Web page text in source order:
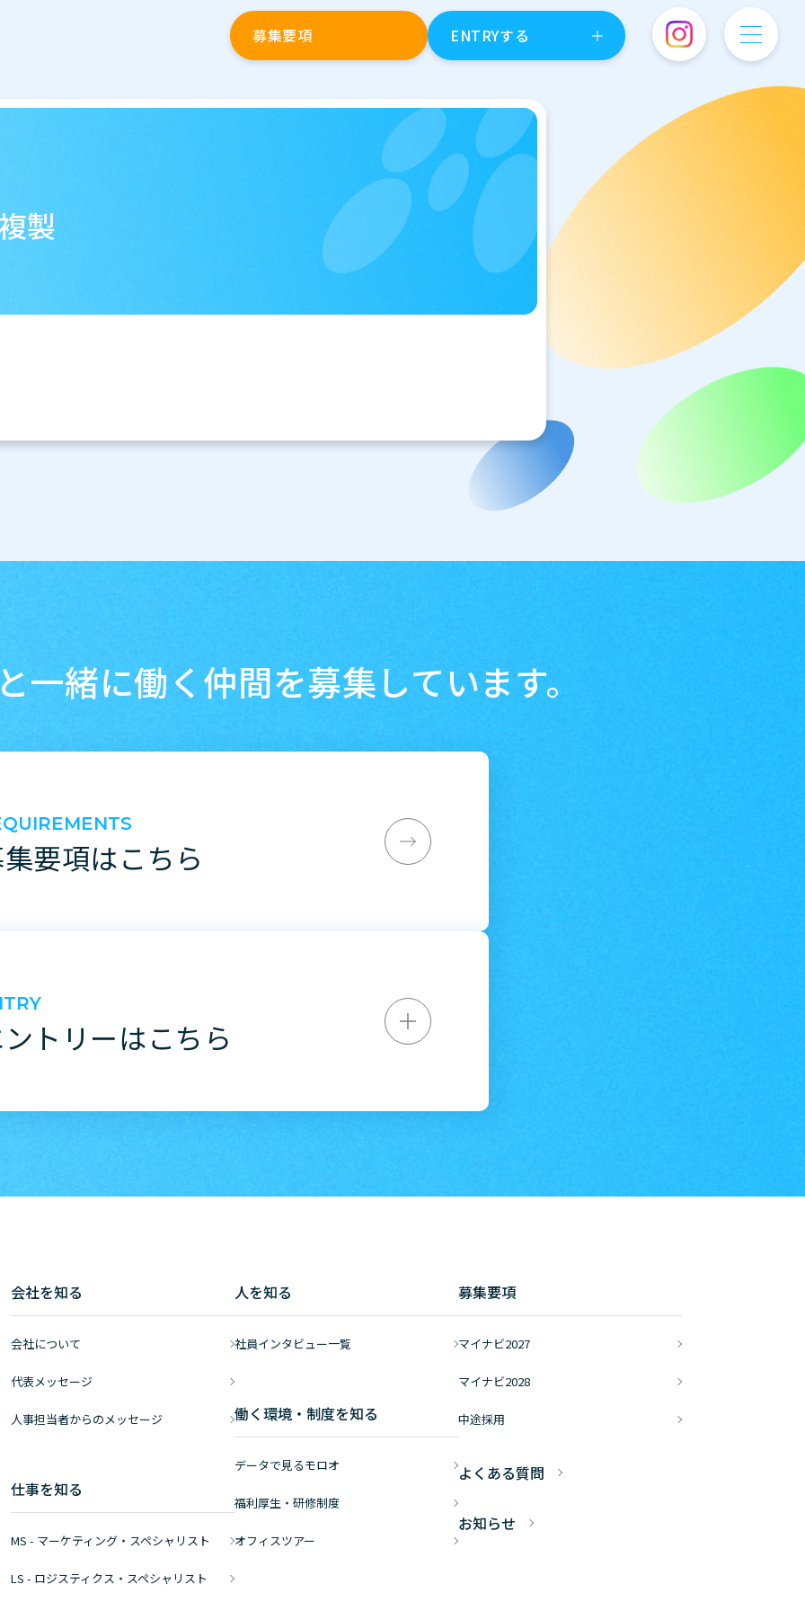
募集要項 ENTRYする
製
一緒に働く仲間を募集しています。
要項はこちら
トリーはこちら
会社を知る
会社について
代表メッセージ
人事担当者からのメッセージ
仕事を知る
MS - マーケティング・スペシャリスト
LS - ロジスティクス・スペシャリスト
人を知る
社員インタビュー一覧
働く環境・制度を知る
データで見るモロオ
福利厚生・研修制度
オフィスツアー
募集要項
マイナビ2027
マイナビ2028
中途採用
よくある質問
お知らせ